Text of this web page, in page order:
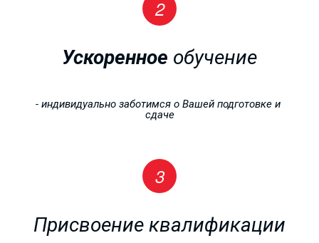
Ускоренное обучение
- индивидуально заботимся о Вашей подготовке и
сдаче
Присвоение квалификации